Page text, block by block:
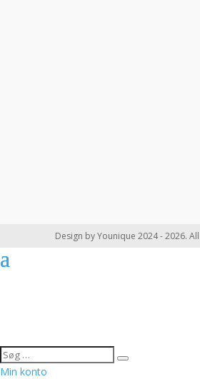
Design by Younique 2024 - 2026.
Min konto